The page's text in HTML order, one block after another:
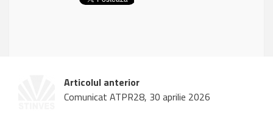
Articolul anterior
Comunicat ATPR28, 30 aprilie 2026